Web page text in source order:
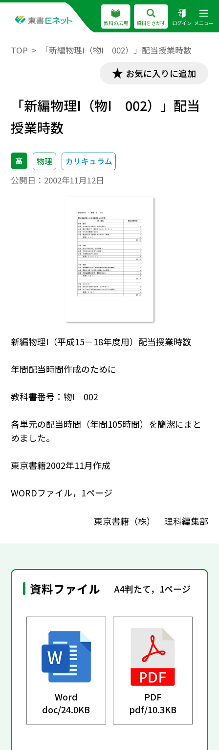
教科の広場 資料をさがす ログイン メニュー
TOP 「新編物理I（物I 002）」配当授業時数
お気に入りに追加
「新編物理I（物I 002）」配当
授業時数
高 物理 カリキュラム
公開日： 2002年11月12日
新編物理I（平成15－18年度用）配当授業時数
年間配当時間作成のために
教科書番号：物I 002
各単元の配当時間（年間105時間）を簡潔にまと
めました。
東京書籍2002年11月作成
WORDファイル，1ページ
東京書籍（株） 理科編集部
資料ファイル A4判たて，1ページ
Word
doc/24.0KB
PDF
pdf/10.3KB